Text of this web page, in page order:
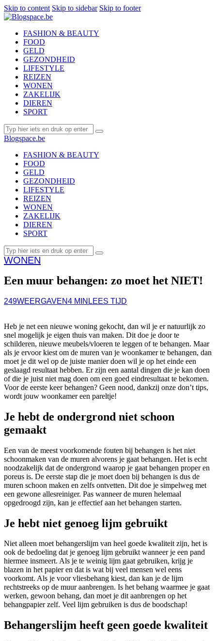
Skip to content Skip to sidebar Skip to footer
FASHION & BEAUTY
FOOD
GELD
GEZONDHEID
LIFESTYLE
REIZEN
WONEN
ZAKELIJK
DIEREN
SPORT
Blogspace.be
FASHION & BEAUTY
FOOD
GELD
GEZONDHEID
LIFESTYLE
REIZEN
WONEN
ZAKELIJK
DIEREN
SPORT
WONEN
Een muur behangen: zo moet het NIET!
249WEERGAVEN4 MIN LEES TIJD
Heb je net een nieuwe woning gekocht, dan wil je er natuurlijk zo
snel mogelijk je eigen thuis van maken. Dit doe je door te
schilderen, nieuwe meubels/vloeren te leggen of te behangen. Maar
als je ervoor kiest om de muren van je woonkamer te behangen, dan
moet je dit wel op de juiste manier doen wil je op het einde een
geslaagd resultaat hebben. Er zijn een aantal dingen die je kan doen
of die je juist niet mag doen om een goed eindresultaat te bekomen.
Voor de eerste keer behangen? Geen nood, dankzij onze don’t tips,
wordt jouw woonkamer een pareltje!
Je hebt de ondergrond niet schoon
gemaakt
Een van de meest voorkomende fouten bij behangen is het niet
schoonmaken van de muren alvorens je gaat behangen. Het is echt
noodzakelijk dat de ondergrond waarop je gaat behangen proper en
poreus is. De eerste stap die je moet doen bij behangen is dus de
muren schoon maken en zelfs ontvetten. Dit doe je simpelweg met
een gewone allesreiniger. Pas wanneer de muren helemaal
opgedroogd zijn, kan je effectief aan het behangen starten.
Je hebt niet genoeg lijm gebruikt
Niet alleen moet behangerslijm van heel goede kwaliteit zijn, het is
ook de bedoeling dat je genoeg lijm gebruikt wanneer je een pand
hiermee insmeert. Als je te weinig lijm gaat gebruiken, krijg je
blazen in het papier en dat is wat bij veel mensen wel eens
voorkomt. Als je voor vliesbehang kiest, dan kan je de lijm
rechtstreeks op de muur aanbrengen. Is het behang waarmee je gaat
werken, gewoon behang, dan moet je dit aanbrengen op het
behangpapier zelf. Veel lijm gebruiken is dus de boodschap!
Behangerslijm heeft geen goede kwaliteit